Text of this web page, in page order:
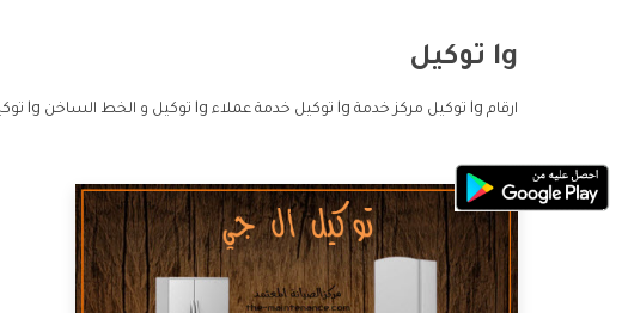
lg توكيل
ارقام lg توكيل مركز خدمة lg توكيل خدمة عملاء lg توكيل و الخط الساخن lg توكيل.